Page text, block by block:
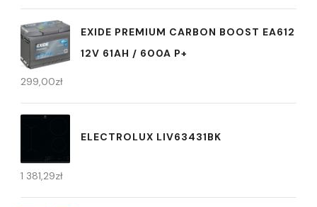
EXIDE PREMIUM CARBON BOOST EA612
12V 61AH / 600A P+
299,00zł
ELECTROLUX LIV63431BK
1 381,29zł